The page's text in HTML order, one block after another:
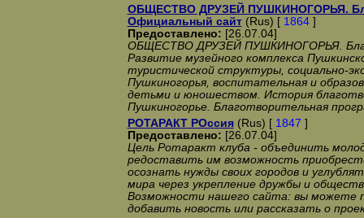
ОБЩЕСТВО ДРУЗЕЙ ПУШКИНОГОРЬЯ.
Официальный сайт(Rus) [ 1864]
Предоставлено: [26.07.04]
ОБЩЕСТВО ДРУЗЕЙ ПУШКИНОГОРЬЯ.
Развитие музейного комплекса
туристической структуры, социально-
Пушкиногорья, воспитательная и
детьми и юношеством. История
Пушкиногорье. Благотворительная
РОТАРАКТ РОссия(Rus) [ 1847 ]
Предоставлено: [26.07.04]
Цель Ротаракт клуба - объединить
редоставить им возможность
осознать нужды своих городов и
мира через укрепление дружбы и
Возможности нашего сайта: вы можете
добавить новость или рассказать о